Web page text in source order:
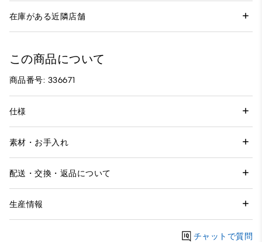
在庫がある近隣店舗
この商品について
商品番号: 336671
仕様
素材・お手入れ
配送・交換・返品について
生産情報
チャットで質問